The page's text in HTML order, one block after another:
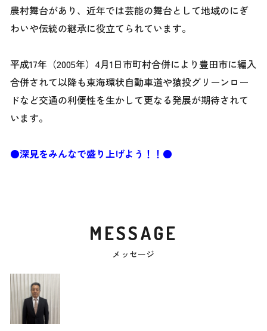
農村舞台があり、近年では芸能の舞台として地域のにぎ
わいや伝統の継承に役立てられています。
平成17年（2005年）4月1日市町村合併により豊田市に編入
合併されて以降も東海環状自動車道や猿投グリーンロー
ドなど交通の利便性を生かして更なる発展が期待されて
います。
●深見をみんなで盛り上げよう！！●
MESSAGE
メッセージ